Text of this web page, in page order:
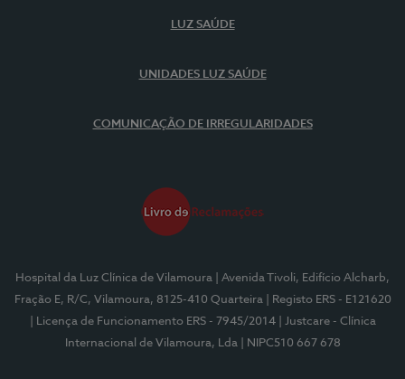
LUZ SAÚDE
UNIDADES LUZ SAÚDE
COMUNICAÇÃO DE IRREGULARIDADES
Hospital da Luz Clínica de Vilamoura
| Avenida Tivoli, Edifício Alcharb,
Fração E, R/C, Vilamoura, 8125-410 Quarteira
| Registo ERS - E121620
| Licença de Funcionamento ERS - 7945/2014
| Justcare - Clínica
Internacional de Vilamoura, Lda
| NIPC510 667 678